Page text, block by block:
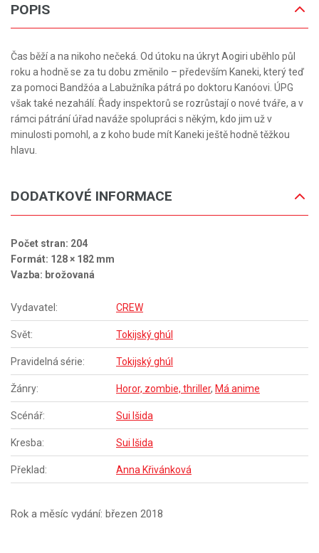
POPIS
Čas běží a na nikoho nečeká. Od útoku na úkryt Aogiri uběhlo půl
roku a hodně se za tu dobu změnilo – především Kaneki, který teď
za pomoci Bandžóa a Labužníka pátrá po doktoru Kanóovi. ÚPG
však také nezahálí. Řady inspektorů se rozrůstají o nové tváře, a v
rámci pátrání úřad naváže spolupráci s někým, kdo jim už v
minulosti pomohl, a z koho bude mít Kaneki ještě hodně těžkou
hlavu.
DODATKOVÉ INFORMACE
Počet stran: 204
Formát: 128 × 182 mm
Vazba: brožovaná
Vydavatel: CREW
Svět: Tokijský ghúl
Pravidelná série: Tokijský ghúl
Žánry: Horor, zombie, thriller, Má anime
Scénář: Sui Išida
Kresba: Sui Išida
Překlad: Anna Křivánková
Rok a měsíc vydání: březen 2018